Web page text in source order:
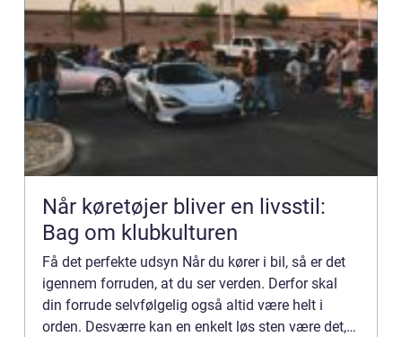
Når køretøjer bliver en livsstil:
Bag om klubkulturen
Få det perfekte udsyn Når du kører i bil, så er det
igennem forruden, at du ser verden. Derfor skal
din forrude selvfølgelig også altid være helt i
orden. Desværre kan en enkelt løs sten være det,